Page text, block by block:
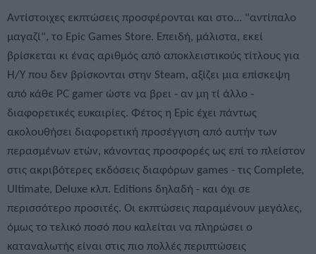
Αντίστοιχες εκπτώσεις προσφέρονται και στο... "αντίπαλο
μαγαζί", το Epic Games Store. Επειδή, μάλιστα, εκεί
βρίσκεται κι ένας αριθμός από αποκλειστικούς τίτλους για
Η/Υ που δεν βρίσκονται στην Steam, αξίζει μια επίσκεψη
από κάθε PC gamer ώστε να βρει - αν μη τί άλλο -
διαφορετικές ευκαιρίες. Φέτος η Epic έχει πάντως
ακολουθήσει διαφορετική προσέγγιση από αυτήν των
περασμένων ετών, κάνοντας προσφορές ως επί το πλείστον
στις ακριβότερες εκδόσεις διαφόρων games - τις Complete,
Ultimate, Deluxe κλπ. Editions δηλαδή - και όχι σε
περισσότερο προσιτές. Οι εκπτώσεις παραμένουν μεγάλες,
όμως το τελικό ποσό που καλείται να πληρώσει ο
καταναλωτής είναι στις πιο πολλές περιπτώσεις